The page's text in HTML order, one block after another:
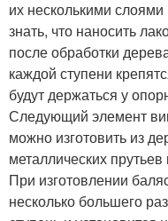
их несколькими слоями
знать, что наносить
после обработки
каждой ступени
будут держаться у
Следующий элемент
можно изготовить из
металлических
При изготовлении
несколько большего